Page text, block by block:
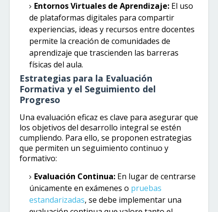
Entornos Virtuales de Aprendizaje: El uso
de plataformas digitales para compartir
experiencias, ideas y recursos entre docentes
permite la creación de comunidades de
aprendizaje que trascienden las barreras
físicas del aula.
Estrategias para la Evaluación
Formativa y el Seguimiento del
Progreso
Una evaluación eficaz es clave para asegurar que
los objetivos del desarrollo integral se estén
cumpliendo. Para ello, se proponen estrategias
que permiten un seguimiento continuo y
formativo:
Evaluación Continua: En lugar de centrarse
únicamente en exámenes o pruebas
estandarizadas, se debe implementar una